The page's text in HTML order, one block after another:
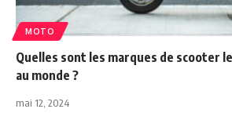
MOTO
Quelles sont les marques de scooter
au monde ?
mai 12, 2024